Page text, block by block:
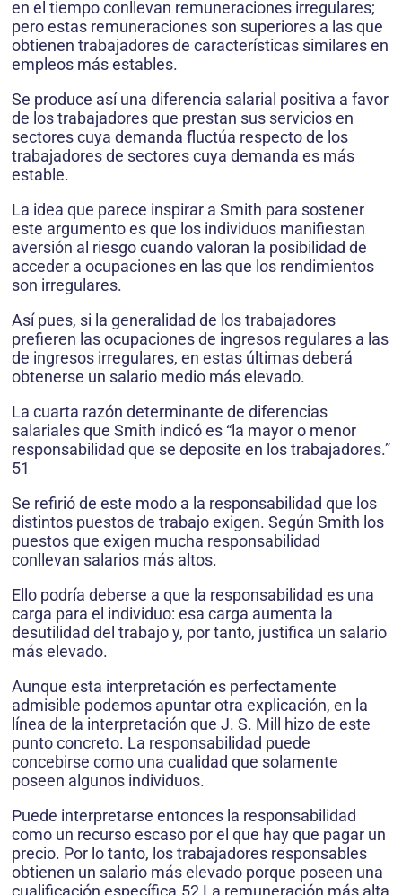
en el tiempo conllevan remuneraciones irregulares;
pero estas remuneraciones son superiores a las que
obtienen trabajadores de características similares en
empleos más estables.
Se produce así una diferencia salarial positiva a favor
de los trabajadores que prestan sus servicios en
sectores cuya demanda fluctúa respecto de los
trabajadores de sectores cuya demanda es más
estable.
La idea que parece inspirar a Smith para sostener
este argumento es que los individuos manifiestan
aversión al riesgo cuando valoran la posibilidad de
acceder a ocupaciones en las que los rendimientos
son irregulares.
Así pues, si la generalidad de los trabajadores
prefieren las ocupaciones de ingresos regulares a las
de ingresos irregulares, en estas últimas deberá
obtenerse un salario medio más elevado.
La cuarta razón determinante de diferencias
salariales que Smith indicó es “la mayor o menor
responsabilidad que se deposite en los trabajadores.”
51
Se refirió de este modo a la responsabilidad que los
distintos puestos de trabajo exigen. Según Smith los
puestos que exigen mucha responsabilidad
conllevan salarios más altos.
Ello podría deberse a que la responsabilidad es una
carga para el individuo: esa carga aumenta la
desutilidad del trabajo y, por tanto, justifica un salario
más elevado.
Aunque esta interpretación es perfectamente
admisible podemos apuntar otra explicación, en la
línea de la interpretación que J. S. Mill hizo de este
punto concreto. La responsabilidad puede
concebirse como una cualidad que solamente
poseen algunos individuos.
Puede interpretarse entonces la responsabilidad
como un recurso escaso por el que hay que pagar un
precio. Por lo tanto, los trabajadores responsables
obtienen un salario más elevado porque poseen una
cualificación específica.52 La remuneración más alta